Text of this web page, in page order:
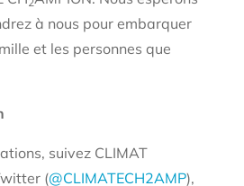
à nous pour embarquer
et les personnes que
suivez CLIMAT
(@CLIMATECH2AMP),